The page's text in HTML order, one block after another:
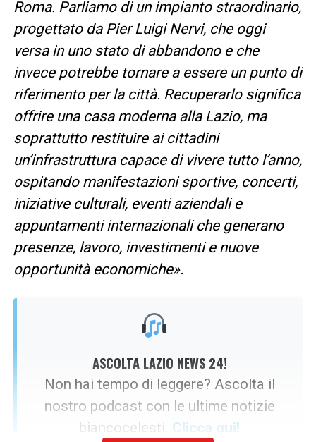
Roma. Parliamo di un impianto straordinario,
progettato da Pier Luigi Nervi, che oggi
versa in uno stato di abbandono e che
invece potrebbe tornare a essere un punto di
riferimento per la città. Recuperarlo significa
offrire una casa moderna alla Lazio, ma
soprattutto restituire ai cittadini
un’infrastruttura capace di vivere tutto l’anno,
ospitando manifestazioni sportive, concerti,
iniziative culturali, eventi aziendali e
appuntamenti internazionali che generano
presenze, lavoro, investimenti e nuove
opportunità economiche».
ASCOLTA LAZIO NEWS 24!
Non hai tempo di leggere? Ascolta il
nostro podcast con le ultime notizie
biancocelesti. Clicca qui!